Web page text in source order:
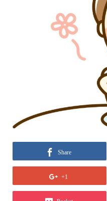
Share
+1